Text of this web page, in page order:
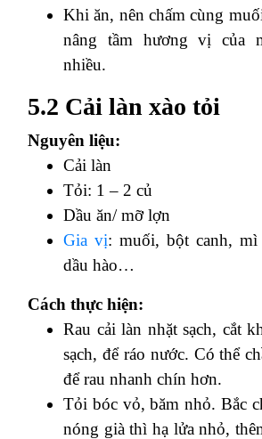
Khi ăn, nên chấm cùng
nâng tầm hương vị của
nhiều.
5.2 Cải làn xào tỏi
Nguyên liệu:
Cải làn
Tỏi: 1 – 2 củ
Dầu ăn/ mỡ lợn
Gia vị: muối, bột canh, mì
dầu hào…
Cách thực hiện:
Rau cải làn nhặt sạch, cắt
sạch, để ráo nước. Có thể
để rau nhanh chín hơn.
Tỏi bóc vỏ, băm nhỏ. Bắc
nóng già thì hạ lửa nhỏ,